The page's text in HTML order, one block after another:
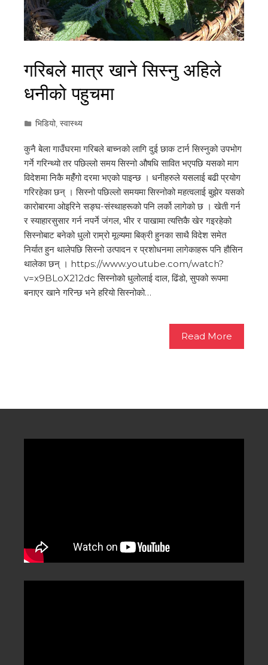
गरिबले मात्र खाने सिस्नु अहिले
धनीको पहुचमा
भिडियो, स्वास्थ्य
कुनै बेला गाउँघरमा गरिबले बाच्नको लागि दुई छाक टार्न सिस्नुको उपभोग
गर्ने गरिन्थ्यो तर पछिल्लो समय सिस्नो औषधि सावित भएपछि यसको माग
विदेशमा निकै महँंगो दरमा भएको पाइन्छ । धनीहरुले यसलाई बढी प्रयोग
गरिरहेका छन् । सिस्नो पछिल्लो समयमा सिस्नोको महत्वलाई बुझेर यसको
कारोबारमा ओइरिने सङ्घ-संस्थाहरूको पनि लर्को लागेको छ । खेती गर्न
र स्याहारसुसार गर्न नपर्ने जंगल, भीर र पाखामा त्यत्तिकै खेर गइरहेको
सिस्नोबाट बनेको धुलो राम्रो मूल्यमा बिक्री हुनका साथै विदेश समेत
निर्यात हुन थालेपछि सिस्नो उत्पादन र प्रशोधनमा लागेकाहरू पनि हौसिन
थालेका छन् । https://www.youtube.com/watch?
v=x9BLoX212dc सिस्नोको धुलोलाई दाल, ढिंडो, सुपको रूपमा
बनाएर खाने गरिन्छ भने हरियो सिस्नोको…
Read More